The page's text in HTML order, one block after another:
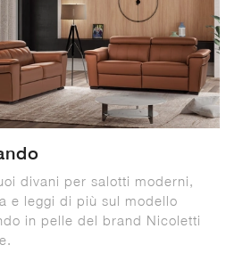
divani per salotti moderni,
e leggi di più sul modello
in pelle del brand Nicoletti